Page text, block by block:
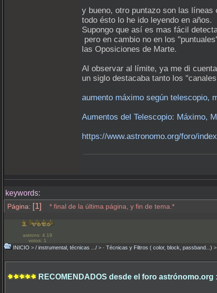
y bueno, otro puntazo son las
todo ésto lo he ido leyendo en años.
Supongo que así es mas fácil
pero en cambio no en los
las Oposiciones de Marte.
Al observar al límite, ya me di
un siglo destacaba tanto los
aumento máximo según telescopio,
Aumentos del Telescopio: Máximo,
https://www.astronomo.org/foro/
keywords:
Página: [1] * final de la última página, y fin de tema.*
astrons: 4.19
votos: 1
INICIO > / instrumental, técnicas .../ > · Técnicas y Filtros ( color, block, passband...)
RECOMENDADOS desde el foro astrónomo.org